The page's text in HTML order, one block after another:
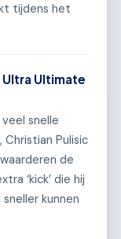
tijdens het
Ultimate
snelle
Christian Pulisic
de
‘kick’ die hij
kunnen